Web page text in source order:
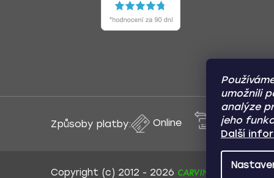
umožnili
analýze
jeho
Další
Způsoby platby: Online Převod
Copyright (c) 2012 - 2026 CARVIN AUTODOPLŇKY